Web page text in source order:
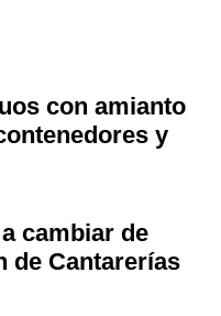
con amianto
y
cambiar de
de Cantarerías